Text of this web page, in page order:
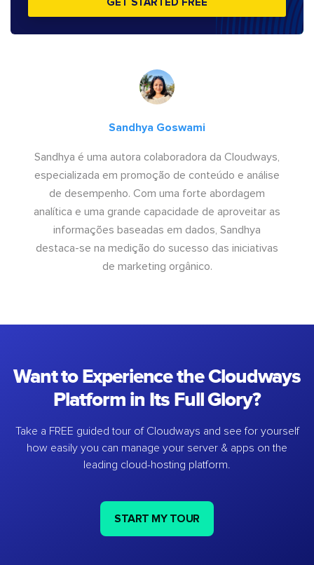
GET STARTED FREE
Sandhya Goswami
Sandhya é uma autora colaboradora da Cloudways,
especializada em promoção de conteúdo e análise
de desempenho. Com uma forte abordagem
analítica e uma grande capacidade de aproveitar as
informações baseadas em dados, Sandhya
destaca-se na medição do sucesso das iniciativas
de marketing orgânico.
Want to Experience the Cloudways
Platform in Its Full Glory?
Take a FREE guided tour of Cloudways and see for yourself
how easily you can manage your server & apps on the
leading cloud-hosting platform.
START MY TOUR